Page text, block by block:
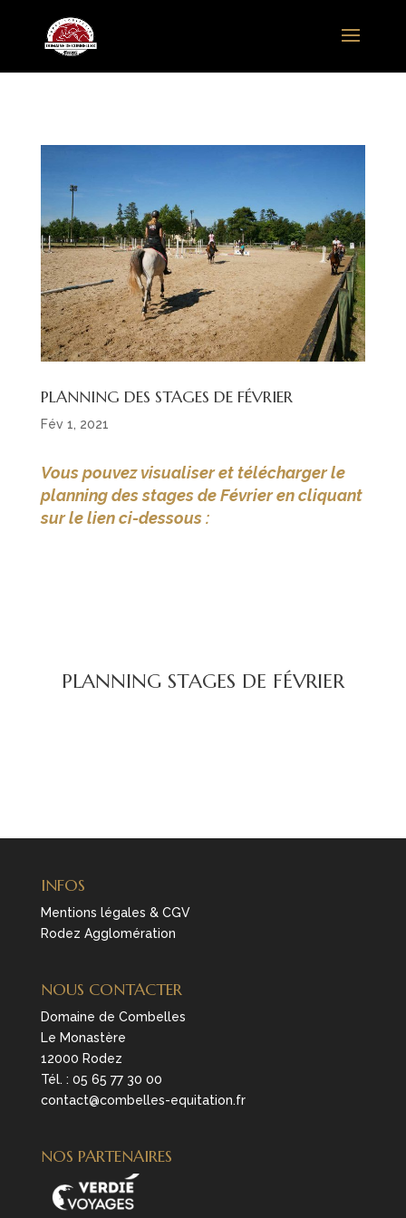
PLANNING DES STAGES DE FÉVRIER
Fév 1, 2021
Vous pouvez visualiser et télécharger le
planning des stages de Février en cliquant
sur le lien ci-dessous :
PLANNING STAGES DE FÉVRIER
INFOS
Mentions légales & CGV
Rodez Agglomération
NOUS CONTACTER
Domaine de Combelles
Le Monastère
12000 Rodez
Tél. : 05 65 77 30 00
contact@combelles-equitation.fr
NOS PARTENAIRES